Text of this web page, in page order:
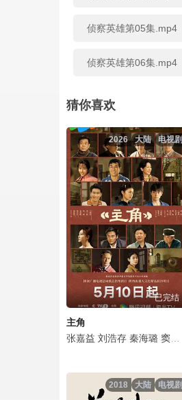
侦察英雄第05集.mp4
侦察英雄第06集.mp4
侦察英雄第07集.mp4
侦察英雄第08集.mp4
侦察英雄第09集.mp4
侦察英雄第10集.mp4
侦察英雄第11集.mp4
侦察英雄第12集.mp4
侦察英雄第13集.mp4
侦察英雄第14集.mp4
侦察英雄第15集.mp4
猜你喜欢
电视剧
大陆
2026
已完结
主角
张嘉益 刘浩存 秦海璐 窦骁
电视剧
大陆
2018